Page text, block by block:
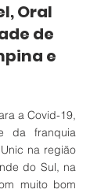
Oral
de
e
a Covid-19,
da franquia
na região
do Sul, na
muito bom